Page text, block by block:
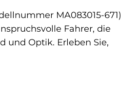
MA083015-671)
Fahrer, die
und Optik. Erleben Sie,